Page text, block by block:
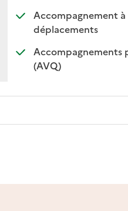
Accompagnement
déplacements: disponible
: non
Accompagnements
(AVQ)
: disponible
: non disponible